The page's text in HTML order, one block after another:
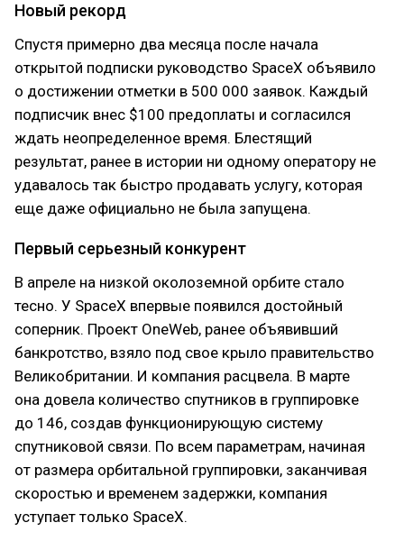
Новый рекорд
Спустя примерно два месяца после начала
открытой подписки руководство SpaceX объявило
о достижении отметки в 500 000 заявок. Каждый
подписчик внес $100 предоплаты и согласился
ждать неопределенное время. Блестящий
результат, ранее в истории ни одному оператору не
удавалось так быстро продавать услугу, которая
еще даже официально не была запущена.
Первый серьезный конкурент
В апреле на низкой околоземной орбите стало
тесно. У SpaceX впервые появился достойный
соперник. Проект OneWeb, ранее объявивший
банкротство, взяло под свое крыло правительство
Великобритании. И компания расцвела. В марте
она довела количество спутников в группировке
до 146, создав функционирующую систему
спутниковой связи. По всем параметрам, начиная
от размера орбитальной группировки, заканчивая
скоростью и временем задержки, компания
уступает только SpaceX.